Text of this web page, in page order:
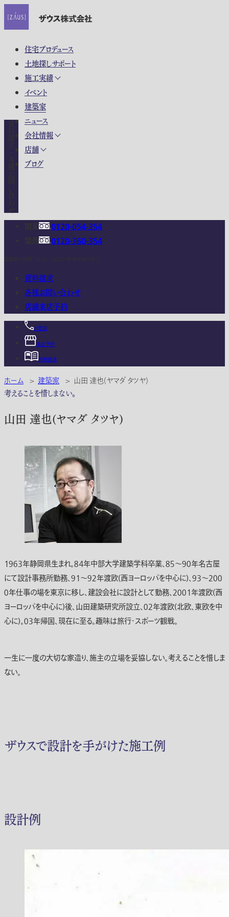
住宅プロデュース
土地探しサポート
施工実績
イベント
建築家
ニュース
会社情報
店舗
ブログ
0120-054-354
0120-360-354
資料請求
各種お問い合わせ
店舗来店予約
お電話
来店予約
資料請求
ホーム > 建築家 > 山田 達也(ヤマダ タツヤ)
考えることを惜しまない。
山田 達也(ヤマダ タツヤ)
１９６３年静岡県生まれ。８４年中部大学建築学科卒業、８５～９０年名古屋
にて設計事務所勤務、９１～９２年渡欧(西ヨーロッパを中心に)、９３～２００
０年仕事の場を東京に移し、建設会社に設計として勤務、２００１年渡欧(西
ヨーロッパを中心に)後、山田建築研究所設立、０２年渡欧(北欧、東欧を中
心に)。０３年帰国、現在に至る。趣味は旅行・スポーツ観戦。
一生に一度の大切な家造り、施主の立場を妥協しない。考えることを惜しま
ない。
ザウスで設計を手がけた施工例
設計例